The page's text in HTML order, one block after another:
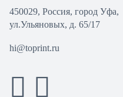
450029, Россия, город Уфа,
ул.Ульяновых, д. 65/17
hi@toprint.ru